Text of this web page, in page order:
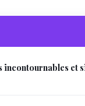
incontournables et